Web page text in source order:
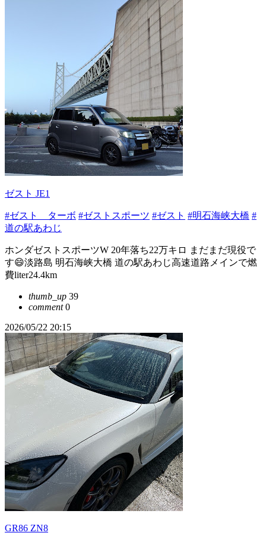
ゼスト JE1
#ゼスト ターボ #ゼストスポーツ #ゼスト #明石海峡大橋 #
道の駅あわじ
ホンダゼストスポーツW 20年落ち22万キロ まだまだ現役で
す😄淡路島 明石海峡大橋 道の駅あわじ高速道路メインで燃
費liter24.4km
thumb_up 39
comment0
2026/05/22 20:15
GR86 ZN8